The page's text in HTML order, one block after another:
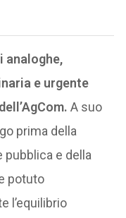
analoghe,
e urgente
A suo
prima della
e della
potuto
l’equilibrio